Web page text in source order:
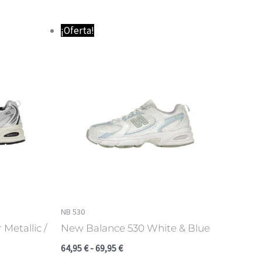
Metallic /
¡Oferta!
NB 530
New Balance 530 White & Blue
64,95€ -69,95€